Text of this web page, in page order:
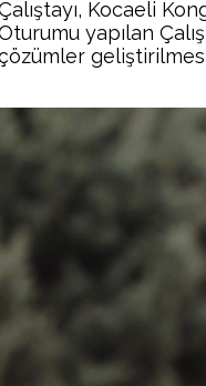
Kocaeli
yapılan